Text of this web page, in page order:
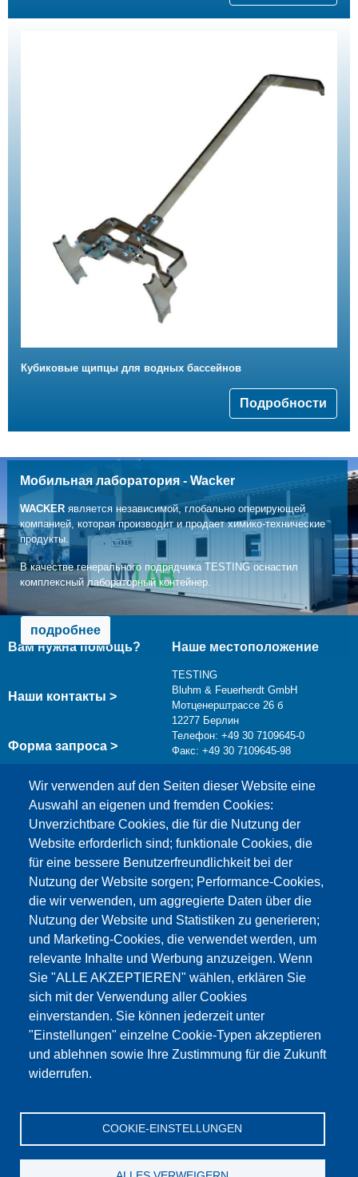
Кубиковые щипцы для водных бассейнов
Подробности
Мобильная лаборатория - Wacker
WACKERявляется независимой, глобально оперирующей
компанией, которая производит и продает химико-технические
продукты.
В качестве генерального подрядчика TESTING оснастил
комплексный лабораторный контейнер.
подробнее
Wir verwenden auf den Seiten dieser Website eine
Auswahl an eigenen und fremden Cookies:
Unverzichtbare Cookies, die für die Nutzung der
Website erforderlich sind; funktionale Cookies, die
für eine bessere Benutzerfreundlichkeit bei der
Nutzung der Website sorgen; Performance-Cookies,
die wir verwenden, um aggregierte Daten über die
Nutzung der Website und Statistiken zu generieren;
und Marketing-Cookies, die verwendet werden, um
relevante Inhalte und Werbung anzuzeigen. Wenn
Sie "ALLE AKZEPTIEREN" wählen, erklären Sie
sich mit der Verwendung aller Cookies
einverstanden. Sie können jederzeit unter
"Einstellungen" einzelne Cookie-Typen akzeptieren
und ablehnen sowie Ihre Zustimmung für die Zukunft
widerrufen.
COOKIE-EINSTELLUNGEN
Вам нужна помощь?
Наши контакты >
Форма запроса >
Наше местоположение
TESTING
Bluhm & Feuerherdt GmbH
Мотценерштрассе 26 б
12277 Берлин
Телефон: +49 30 7109645-0
Факс: +49 30 7109645-98
info@testing.de
Этот материал заблокирован, потому что
файлы cookie Google Maps не были приняты.
НЕОБХОДИМО ПРИНЯТЬ ТОЛЬКО
ФАЙЛЫ COOKIE GOOGLE MAPS.
Alle Cookies akzeptieren
Продукция Новости О нас Реализация Сервис